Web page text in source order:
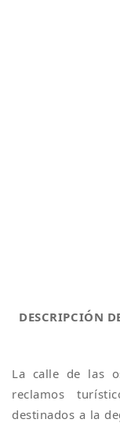
DESCRIPCIÓN
La calle de las
reclamos
destinados a la